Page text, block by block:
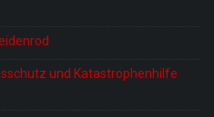
und Katastrophenhilfe